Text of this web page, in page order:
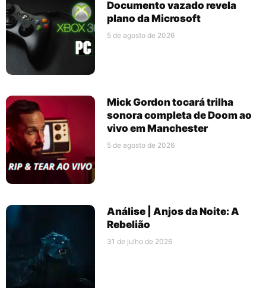
Documento vazado revela
plano da Microsoft
5 de agosto de 2026
Mick Gordon tocará trilha
sonora completa de Doom ao
vivo em Manchester
5 de agosto de 2026
Análise | Anjos da Noite: A
Rebelião
31 de julho de 2026